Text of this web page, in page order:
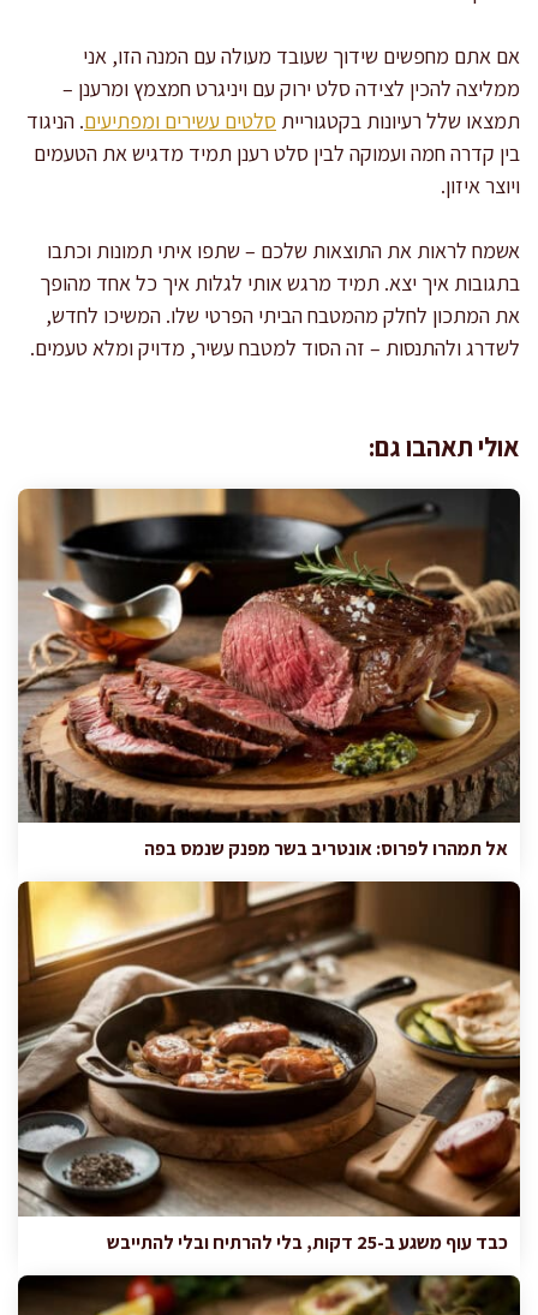
אם אתם מחפשים שידוך שעובד מעולה עם המנה הזו, אני
ממליצה להכין לצידה סלט ירוק עם ויניגרט חמצמץ ומרענן –
תמצאו שלל רעיונות בקטגוריית סלטים עשירים ומפתיעים. הניגוד
בין קדרה חמה ועמוקה לבין סלט רענן תמיד מדגיש את הטעמים
ויוצר איזון.
אשמח לראות את התוצאות שלכם – שתפו איתי תמונות וכתבו
בתגובות איך יצא. תמיד מרגש אותי לגלות איך כל אחד מהופך
את המתכון לחלק מהמטבח הביתי הפרטי שלו. המשיכו לחדש,
לשדרג ולהתנסות – זה הסוד למטבח עשיר, מדויק ומלא טעמים.
אולי תאהבו גם:
אל תמהרו לפרוס: אונטריב בשר מפנק שנמס בפה
כבד עוף משגע ב-25 דקות, בלי להרתיח ובלי להתייבש